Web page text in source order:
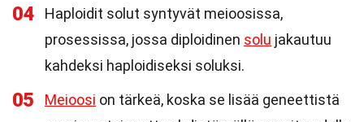
04
Haploidit solut syntyvät meioosissa,
prosessissa, jossa diploidinen solu jakautuu
kahdeksi haploidiseksi soluksi.
05 Meioosi on tärkeä, koska se lisää geneettistä